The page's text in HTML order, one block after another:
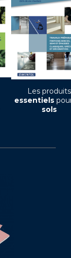
Les produits
essentiels
sols